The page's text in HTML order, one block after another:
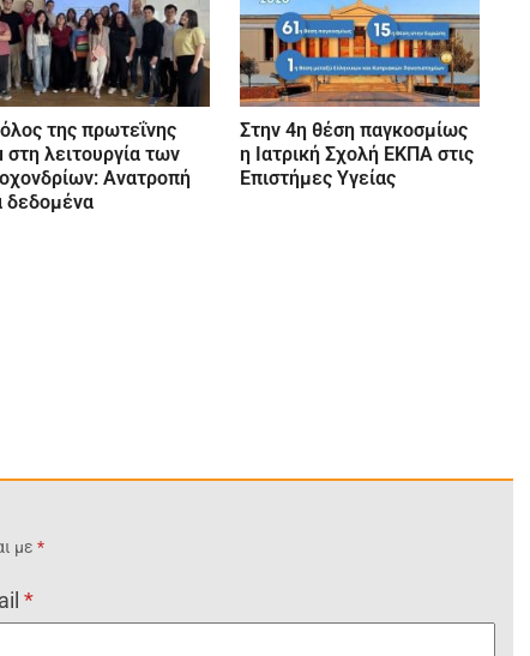
της πρωτεΐνης
στη λειτουργία των
Ανατροπή
δεδομένα
Στην 4η θέση παγκοσμίως
η Ιατρική Σχολή ΕΚΠΑ στις
Επιστήμες Υγείας
με*
*